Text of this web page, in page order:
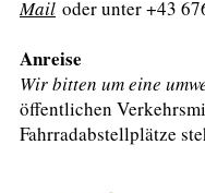
Mail oder unter +43
Anreise
Wir bitten um eine
öffentlichen
Fahrradabstellplätze